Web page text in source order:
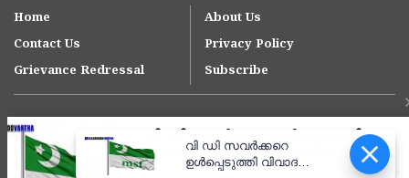
Home
About Us
Contact Us
Privacy Policy
Grievance Redressal
Subscribe
വി ഡി സവർക്കറെ
ഉൾപ്പെടുത്തി വിവാദ